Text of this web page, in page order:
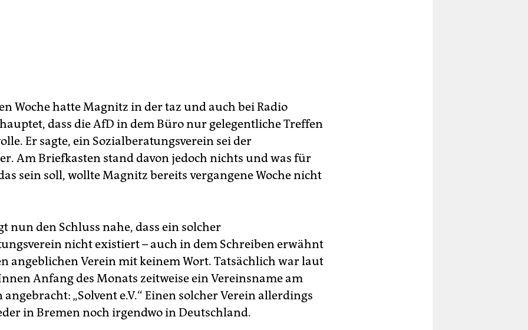
Woche hatte Magnitz in der taz und auch bei Radio
dass die AfD in dem Büro nur gelegentliche Treffen
Er sagte, ein Sozialberatungsverein sei der
Am Briefkasten stand davon jedoch nichts und was für
sein soll, wollte Magnitz bereits vergangene Woche nicht
nun den Schluss nahe, dass ein solcher
nicht existiert – auch in dem Schreiben erwähnt
angeblichen Verein mit keinem Wort. Tatsächlich war laut
Anfang des Monats zeitweise ein Vereinsname am
„Solvent e.V.“ Einen solcher Verein allerdings
in Bremen noch irgendwo in Deutschland.